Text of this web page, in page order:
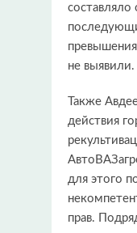
не выявили.
Также
действия
для этого
прав.